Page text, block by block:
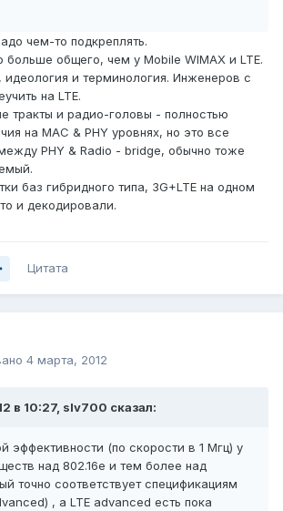
чем-то подкреплять.
больше общего, чем у Mobile WIMAX и LTE.
и терминология. Инженеров с
на LTE.
тракты и радио-головы - полностью
на MAC & PHY уровнях, но это все
PHY & Radio - bridge, обычно тоже
баз гибридного типа, 3G+LTE на одном
и декодировали.
Цитата
4 марта, 2012
в 10:27, slv700 сказал:
эффективности (по скорости в 1 Мгц) у
над 802.16e и тем более над
точно соответcтвует спецификациям
, а LTE advanced есть пока